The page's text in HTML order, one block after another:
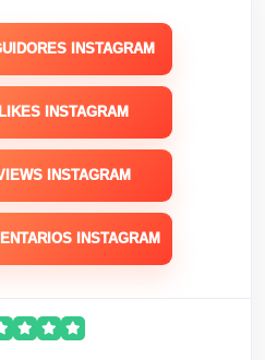
INSTAGRAM
INSTAGRAM
INSTAGRAM
INSTAGRAM